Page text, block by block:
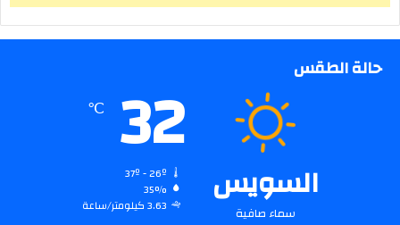
حالة الطقس
السويس
سماء صافية
32
℃
35%
3.63 كيلومتر/ساعة